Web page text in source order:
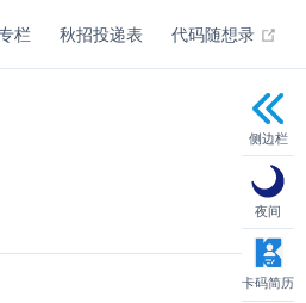
栏 秋招投递表 代码随想录
侧边栏
夜间
卡码简历